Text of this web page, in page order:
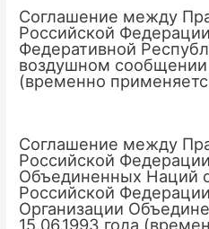
Соглашение между
Российской
Федеративной
воздушном сообщении
(временно
Соглашение между
Российской
Объединенных Наций
Российской
Организации
15.06.1993 года